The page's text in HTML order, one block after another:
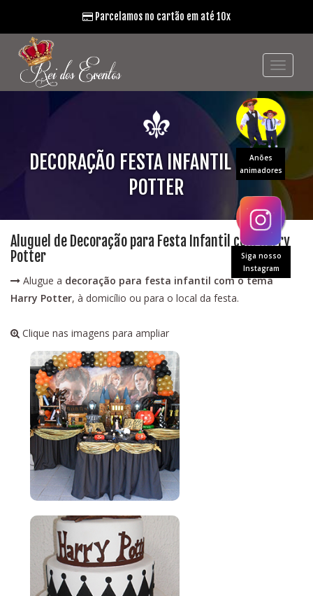
Anões
animadores
Siga nosso
Instagram
Parcelamos no cartão em até 10x
DECORAÇÃO FESTA INFANTIL HARRY
POTTER
Aluguel de Decoração para Festa Infantil com Harry
Potter
Alugue a decoração para festa infantil com o tema
Harry Potter, à domicílio ou para o local da festa.
Clique nas imagens para ampliar